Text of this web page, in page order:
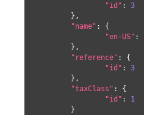
"id" : 3
"name" : {
"en-US" :
"reference" : {
"id" : 3
"taxClass" : {
"id" : 1